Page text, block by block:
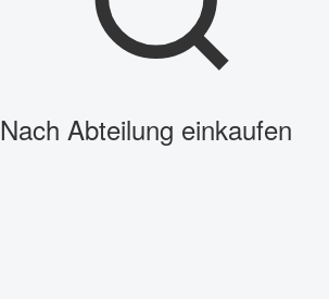
Nach Abteilung einkaufen